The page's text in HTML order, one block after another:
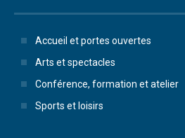
Accueil et portes ouvertes
Arts et spectacles
Conférence, formation et atelier
Sports et loisirs